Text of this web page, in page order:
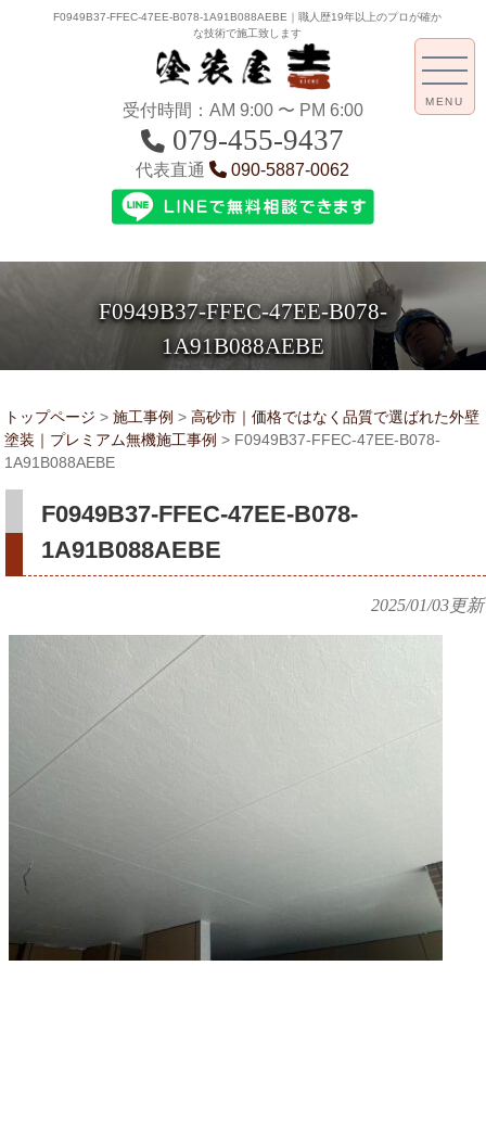
F0949B37-FFEC-47EE-B078-1A91B088AEBE｜職人歴19年以上のプロが確か
な技術で施工致します
受付時間：AM 9:00 〜 PM 6:00
079-455-9437
代表直通 090-5887-0062
F0949B37-FFEC-47EE-B078-
1A91B088AEBE
MENU
トップページ > 施工事例 > 高砂市｜価格ではなく品質で選ばれた外壁
塗装｜プレミアム無機施工事例 > F0949B37-FFEC-47EE-B078-
1A91B088AEBE
F0949B37-FFEC-47EE-B078-
1A91B088AEBE
2025/01/03更新